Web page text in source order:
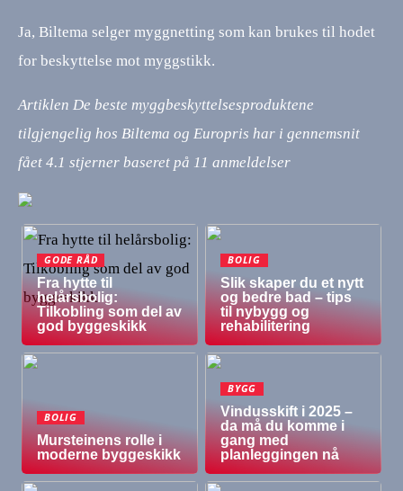
Ja, Biltema selger myggnetting som kan brukes til hodet
for beskyttelse mot myggstikk.
Artiklen De beste myggbeskyttelsesproduktene
tilgjengelig hos Biltema og Europris har i gennemsnit
fået 4.1 stjerner baseret på 11 anmeldelser
GODE RÅD
Fra hytte til
helårsbolig:
Tilkobling som del av
god byggeskikk
BOLIG
Slik skaper du et nytt
og bedre bad – tips
til nybygg og
rehabilitering
BOLIG
Mursteinens rolle i
moderne byggeskikk
BYGG
Vindusskift i 2025 –
da må du komme i
gang med
planleggingen nå